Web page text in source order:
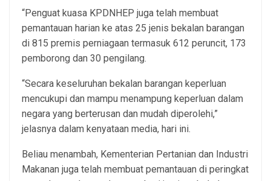
“Penguat kuasa KPDNHEP juga telah membuat
pemantauan harian ke atas 25 jenis bekalan barangan
di 815 premis perniagaan termasuk 612 peruncit, 173
pemborong dan 30 pengilang.
“Secara keseluruhan bekalan barangan keperluan
mencukupi dan mampu menampung keperluan dalam
negara yang berterusan dan mudah diperolehi,”
jelasnya dalam kenyataan media, hari ini.
Beliau menambah, Kementerian Pertanian dan Industri
Makanan juga telah membuat pemantauan di peringkat